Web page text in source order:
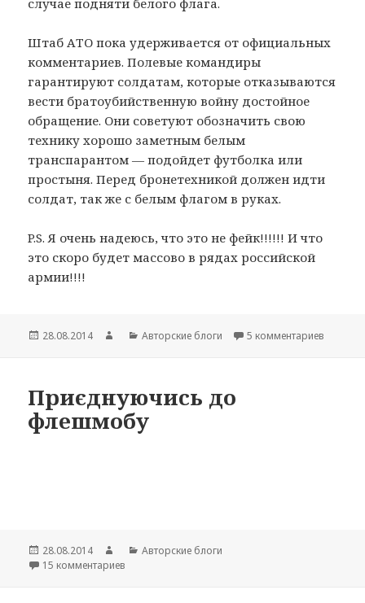
Штаб АТО пока удерживается от официальных
комментариев. Полевые командиры
гарантируют солдатам, которые отказываются
вести братоубийственную войну достойное
обращение. Они советуют обозначить свою
технику хорошо заметным белым
транспарантом — подойдет футболка или
простыня. Перед бронетехникой должен идти
солдат, так же с белым флагом в руках.
P.S. Я очень надеюсь, что это не фейк!!!!!! И что
это скоро будет массово в рядах российской
армии!!!!
Опубликовано
28.08.2014 АвторРубрики
Авторские блоги 5 комментариев
Приєднуючись до
флешмобу
Опубликовано
28.08.2014 АвторРубрики
Авторские блоги
15 комментариев